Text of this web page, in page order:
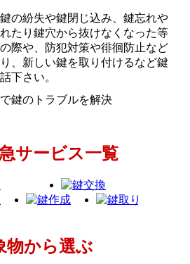
の紛失や鍵閉じ込み、鍵忘れや
たり鍵穴から抜けなくなった等
際や、防犯対策や徘徊防止など
、新しい鍵を取り付けるなど鍵
下さい。
サービス一覧
物から選ぶ